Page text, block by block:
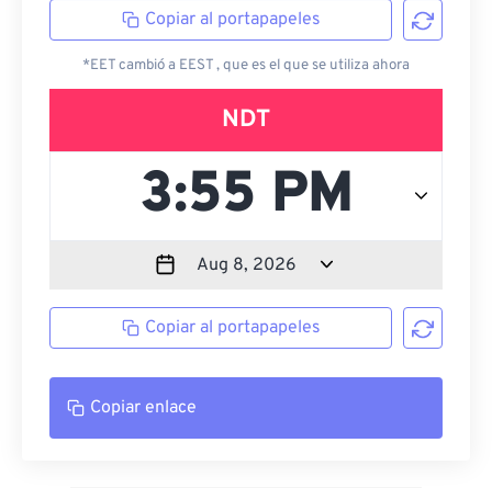
Copiar al portapapeles
*EET cambió a EEST , que es el que se utiliza ahora
NDT
Copiar al portapapeles
Copiar enlace